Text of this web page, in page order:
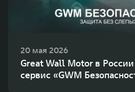
20 мая 2026
Great Wall Motor в России
сервис «GWM